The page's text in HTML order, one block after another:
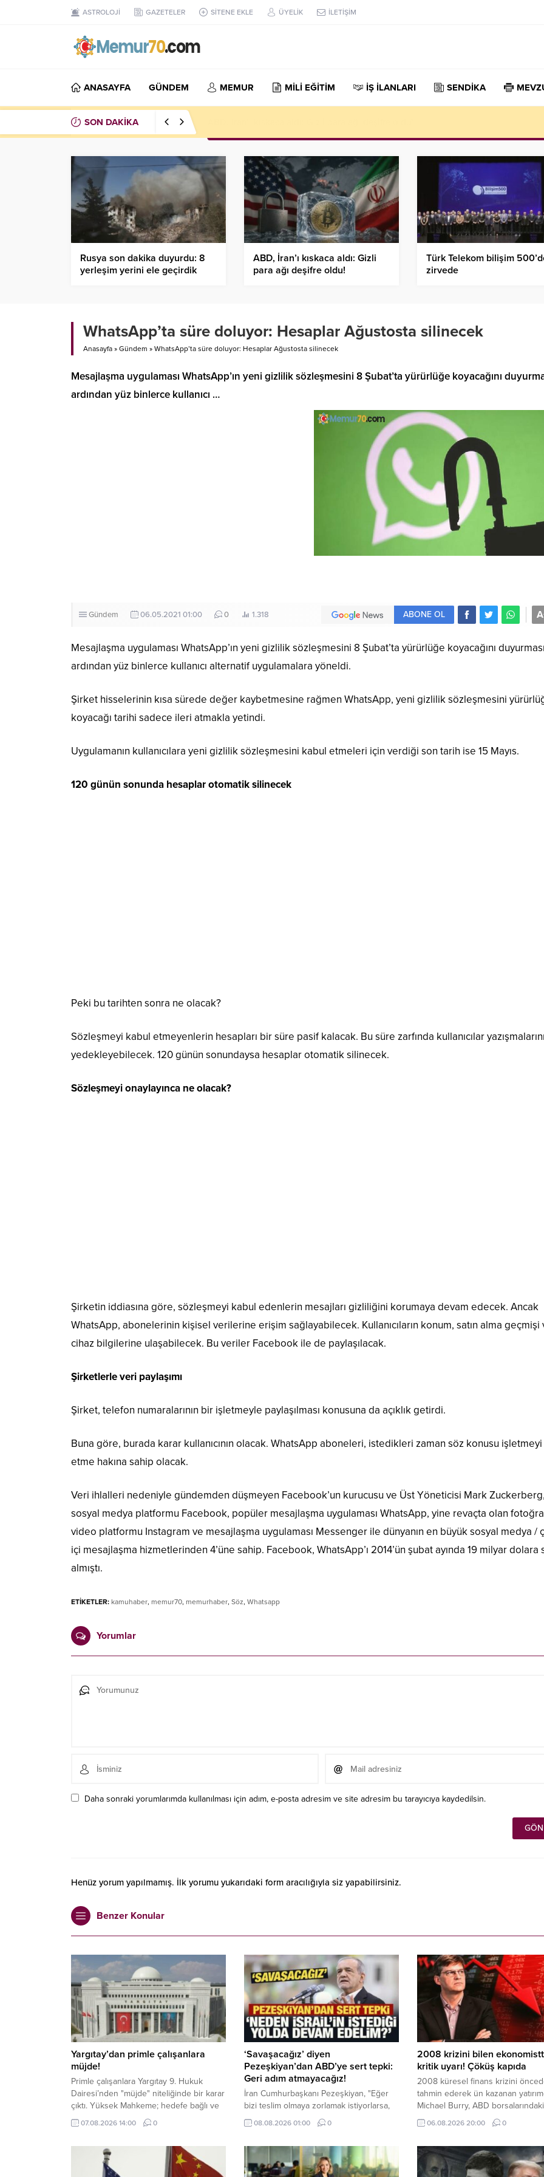
ASTROLOJİ GAZETELER SİTENE EKLE ÜYELİK İLETİŞİM
ANASAYFA GÜNDEM MEMUR MİLİ EĞİTİM İŞ İLANLARI SENDİKA
SON DAKİKA
Rusya son dakika duyurdu: 8
yerleşim yerini ele geçirdik
ABD, İran’ı kıskaca aldı: Gizli
para ağı deşifre oldu!
Türk Telekom bilişim
zirvede
WhatsApp’ta süre doluyor: Hesaplar Ağustosta silinecek
Anasayfa » Gündem » WhatsApp’ta süre doluyor: Hesaplar Ağustosta silinecek
Mesajlaşma uygulaması WhatsApp’ın yeni gizlilik sözleşmesini 8 Şubat’ta yürürlüğe koyacağını
ardından yüz binlerce kullanıcı …
Gündem 06.05.2021 01:00 0 1.318 A
ABONE OL
Mesajlaşma uygulaması WhatsApp’ın yeni gizlilik sözleşmesini 8 Şubat’ta yürürlüğe koyacağını
ardından yüz binlerce kullanıcı alternatif uygulamalara yöneldi.
Şirket hisselerinin kısa sürede değer kaybetmesine rağmen WhatsApp, yeni gizlilik sözleşmesini
koyacağı tarihi sadece ileri atmakla yetindi.
Uygulamanın kullanıcılara yeni gizlilik sözleşmesini kabul etmeleri için verdiği son tarih ise 15 Mayıs.
120 günün sonunda hesaplar otomatik silinecek
Peki bu tarihten sonra ne olacak?
Sözleşmeyi kabul etmeyenlerin hesapları bir süre pasif kalacak. Bu süre zarfında kullanıcılar
yedekleyebilecek. 120 günün sonundaysa hesaplar otomatik silinecek.
Sözleşmeyi onaylayınca ne olacak?
Şirketin iddiasına göre, sözleşmeyi kabul edenlerin mesajları gizliliğini korumaya devam edecek. Ancak
WhatsApp, abonelerinin kişisel verilerine erişim sağlayabilecek. Kullanıcıların konum, satın alma geçmişi
cihaz bilgilerine ulaşabilecek. Bu veriler Facebook ile de paylaşılacak.
Şirketlerle veri paylaşımı
Şirket, telefon numaralarının bir işletmeyle paylaşılması konusuna da açıklık getirdi.
Buna göre, burada karar kullanıcının olacak. WhatsApp aboneleri, istedikleri zaman söz konusu
etme hakına sahip olacak.
Veri ihlalleri nedeniyle gündemden düşmeyen Facebook’un kurucusu ve Üst Yöneticisi Mark
sosyal medya platformu Facebook, popüler mesajlaşma uygulaması WhatsApp, yine revaçta olan
video platformu Instagram ve mesajlaşma uygulaması Messenger ile dünyanın en büyük sosyal medya /
içi mesajlaşma hizmetlerinden 4’üne sahip. Facebook, WhatsApp’ı 2014’ün şubat ayında 19 milyar dolara
almıştı.
ETİKETLER: kamuhaber, memur70, memurhaber, Söz, Whatsapp
Yorumlar
Daha sonraki yorumlarımda kullanılması için adım, e-posta adresim ve site adresim bu tarayıcıya kaydedilsin.
Henüz yorum yapılmamış. İlk yorumu yukarıdaki form aracılığıyla siz yapabilirsiniz.
Benzer Konular
Yargıtay’dan primle çalışanlara
müjde!
Primle çalışanlara Yargıtay 9. Hukuk
Dairesi’nden "müjde" niteliğinde bir karar
çıktı. Yüksek Mahkeme; hedefe bağlı ve
tutarı değişken satış primlerinin kıdem
tazminatına esas giydirilmiş ücrete
07.08.2026 14:00 0
‘Savaşacağız’ diyen
Pezeşkiyan’dan ABD’ye sert tepki:
Geri adım atmayacağız!
İran Cumhurbaşkanı Pezeşkiyan, "Eğer
bizi teslim olmaya zorlamak istiyorlarsa,
savaşacağız, geri adım atmayacağız ve
boyun eğmeyeceğiz ama haklarımızı
devam edelim?" dedi.
08.08.2026 01:00 0
2008 krizini bilen
kritik uyarı! Çöküş kapıda
2008 küresel finans krizini
tahmin ederek ün kazanan
Michael Burry, ABD borsalarındaki
yükselişe rağmen piyasaların
yaklaştığını savundu. İşte
06.08.2026 20:00 0